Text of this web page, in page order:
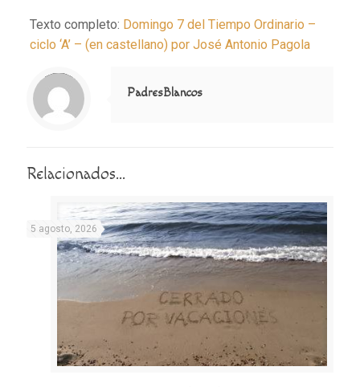
Texto completo: Domingo 7 del Tiempo Ordinario –
ciclo ‘A’ – (en castellano) por José Antonio Pagola
Notice
: Trying to access array offset on value of type null in
/home/misioner/public_html/padresblancos/themes/betheme/includes/content-single.php
on line
286
PadresBlancos
Relacionados...
5 agosto, 2026